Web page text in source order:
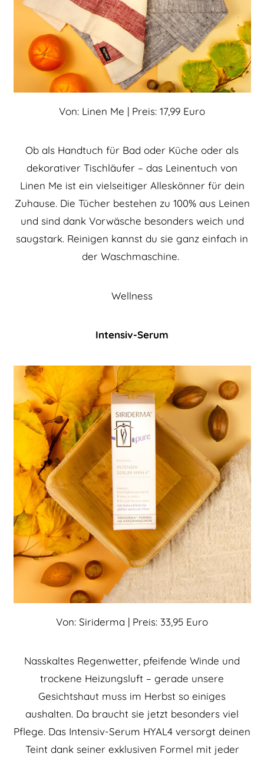
Von: Linen Me | Preis: 17,99 Euro
Ob als Handtuch für Bad oder Küche oder als
dekorativer Tischläufer – das Leinentuch von
Linen Me ist ein vielseitiger Alleskönner für dein
Zuhause. Die Tücher bestehen zu 100% aus Leinen
und sind dank Vorwäsche besonders weich und
saugstark. Reinigen kannst du sie ganz einfach in
der Waschmaschine.
Wellness
Intensiv-Serum
Von: Siriderma | Preis: 33,95 Euro
Nasskaltes Regenwetter, pfeifende Winde und
trockene Heizungsluft – gerade unsere
Gesichtshaut muss im Herbst so einiges
aushalten. Da braucht sie jetzt besonders viel
Pflege. Das Intensiv-Serum HYAL4 versorgt deinen
Teint dank seiner exklusiven Formel mit jeder